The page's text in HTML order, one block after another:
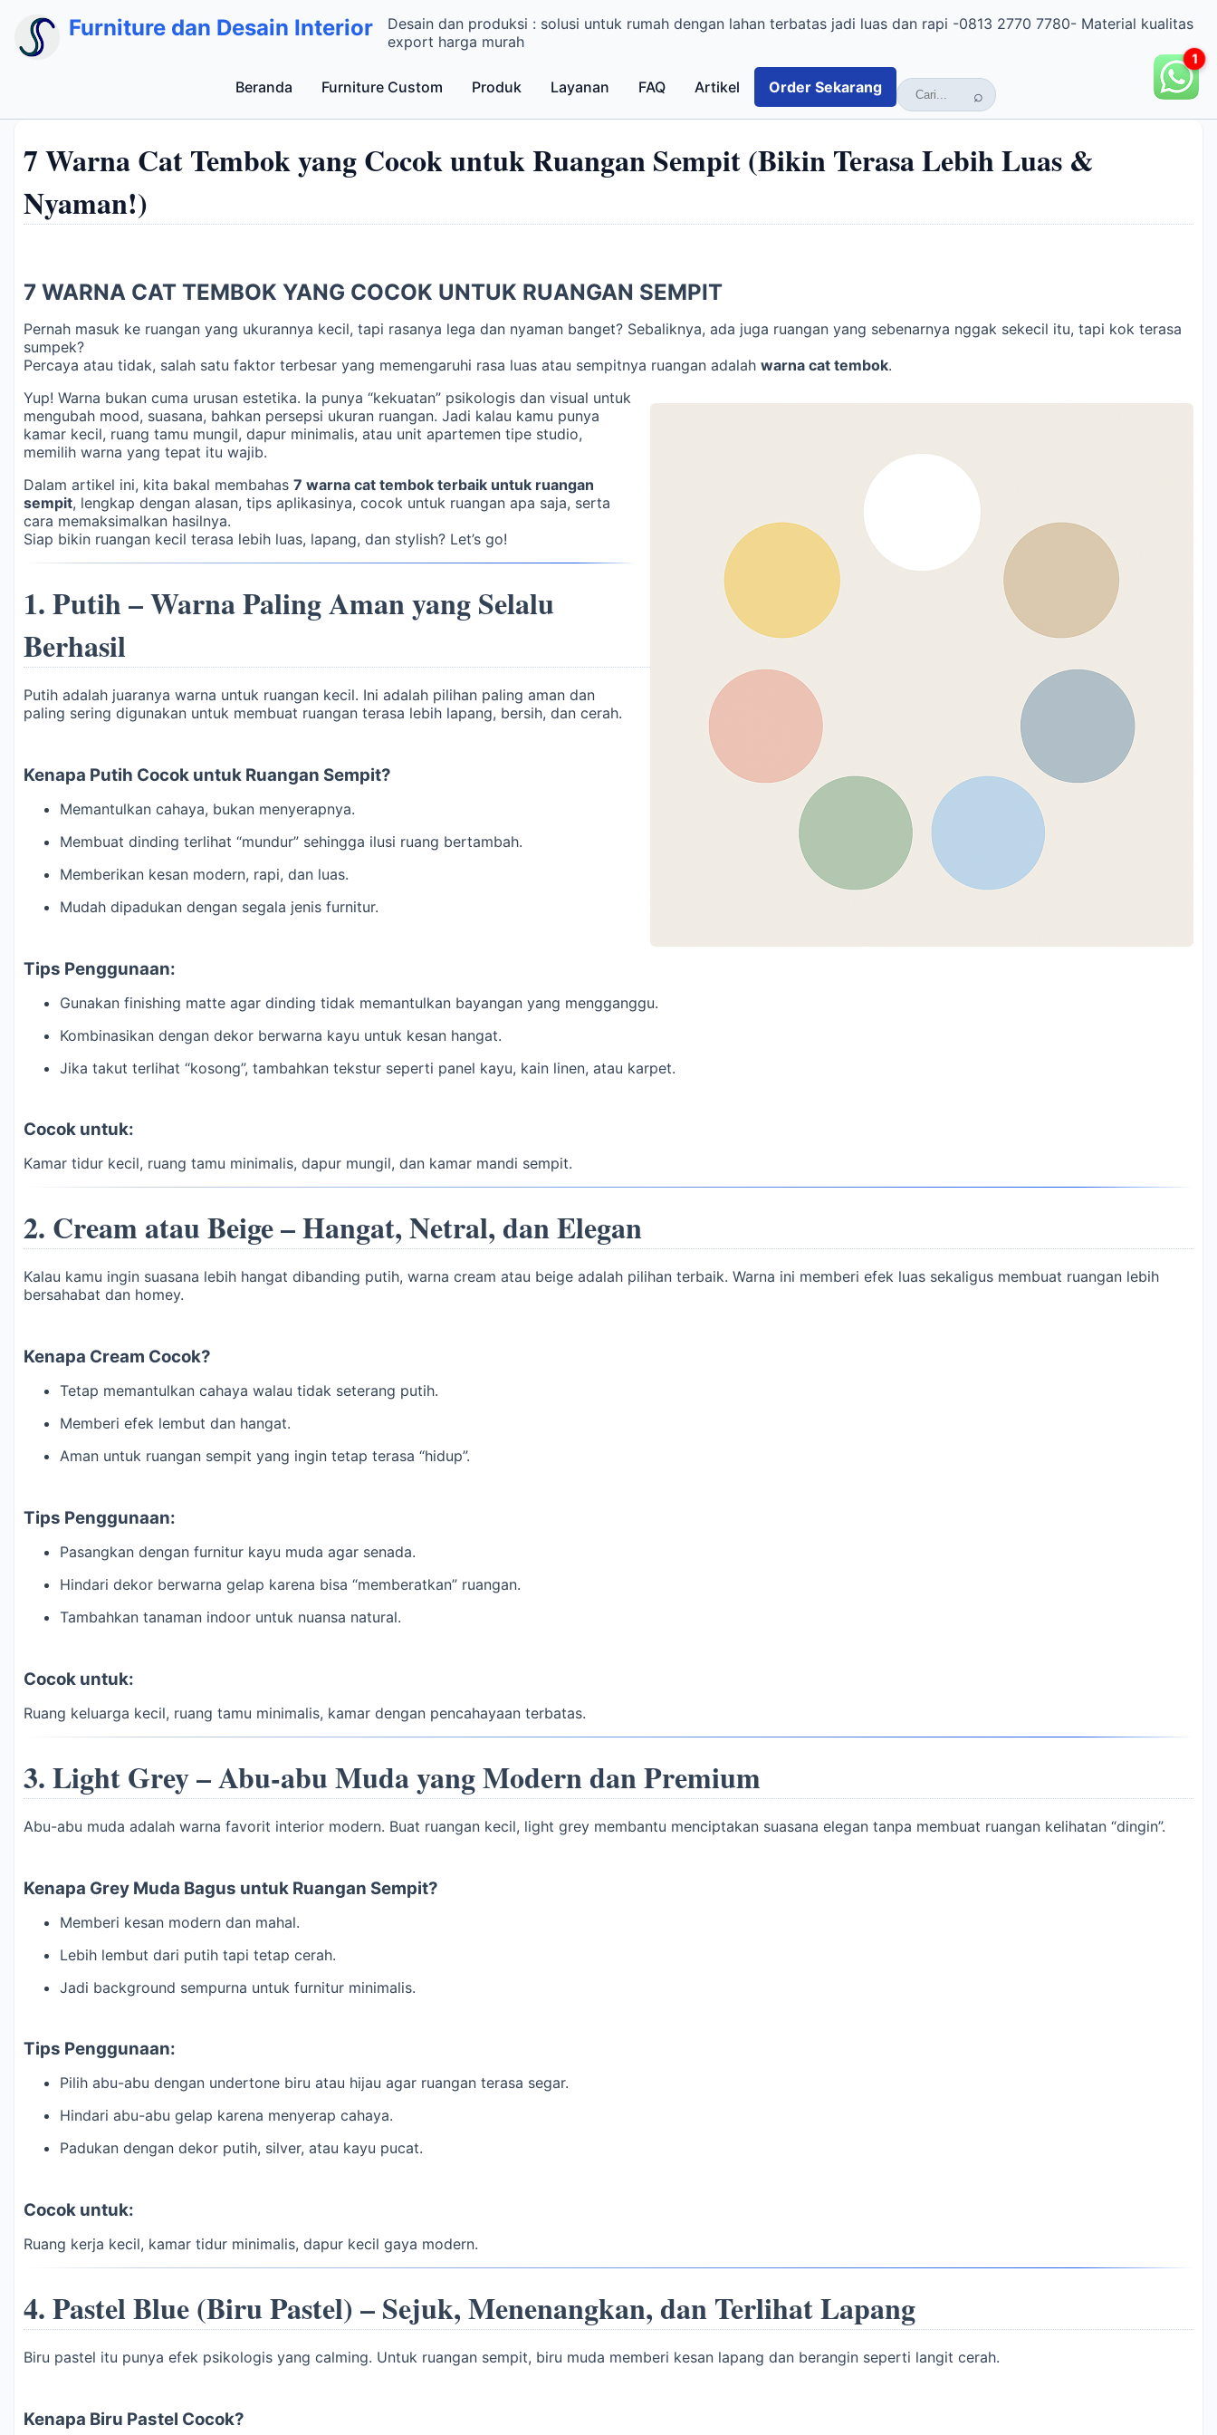
Furniture dan Desain Interior
Desain dan produksi : solusi untuk rumah dengan lahan terbatas jadi luas dan rapi -0813 2770 7780- Material kualitas
export harga murah
Beranda Furniture Custom Produk Layanan FAQ Artikel Order Sekarang
7 Warna Cat Tembok yang Cocok untuk Ruangan Sempit (Bikin Terasa Lebih Luas &
Nyaman!)
7 WARNA CAT TEMBOK YANG COCOK UNTUK RUANGAN SEMPIT
Pernah masuk ke ruangan yang ukurannya kecil, tapi rasanya lega dan nyaman banget? Sebaliknya, ada juga ruangan yang sebenarnya nggak sekecil itu, tapi kok terasa
sumpek?
Percaya atau tidak, salah satu faktor terbesar yang memengaruhi rasa luas atau sempitnya ruangan adalah warna cat tembok.
Yup! Warna bukan cuma urusan estetika. Ia punya “kekuatan” psikologis dan visual untuk
mengubah mood, suasana, bahkan persepsi ukuran ruangan. Jadi kalau kamu punya
kamar kecil, ruang tamu mungil, dapur minimalis, atau unit apartemen tipe studio,
memilih warna yang tepat itu wajib.
Dalam artikel ini, kita bakal membahas 7 warna cat tembok terbaik untuk ruangan
sempit, lengkap dengan alasan, tips aplikasinya, cocok untuk ruangan apa saja, serta
cara memaksimalkan hasilnya.
Siap bikin ruangan kecil terasa lebih luas, lapang, dan stylish? Let’s go!
1.Putih – Warna Paling Aman yang Selalu
Berhasil
Putih adalah juaranya warna untuk ruangan kecil. Ini adalah pilihan paling aman dan
paling sering digunakan untuk membuat ruangan terasa lebih lapang, bersih, dan cerah.
Kenapa Putih Cocok untuk Ruangan Sempit?
Memantulkan cahaya, bukan menyerapnya.
Membuat dinding terlihat “mundur” sehingga ilusi ruang bertambah.
Memberikan kesan modern, rapi, dan luas.
Mudah dipadukan dengan segala jenis furnitur.
Tips Penggunaan:
Gunakan finishing matte agar dinding tidak memantulkan bayangan yang mengganggu.
Kombinasikan dengan dekor berwarna kayu untuk kesan hangat.
Jika takut terlihat “kosong”, tambahkan tekstur seperti panel kayu, kain linen, atau karpet.
Cocok untuk:
Kamar tidur kecil, ruang tamu minimalis, dapur mungil, dan kamar mandi sempit.
2. Cream atau Beige – Hangat, Netral, dan Elegan
Kalau kamu ingin suasana lebih hangat dibanding putih, warna cream atau beige adalah pilihan terbaik. Warna ini memberi efek luas sekaligus membuat ruangan lebih
bersahabat dan homey.
Kenapa Cream Cocok?
Tetap memantulkan cahaya walau tidak seterang putih.
Memberi efek lembut dan hangat.
Aman untuk ruangan sempit yang ingin tetap terasa “hidup”.
Tips Penggunaan:
Pasangkan dengan furnitur kayu muda agar senada.
Hindari dekor berwarna gelap karena bisa “memberatkan” ruangan.
Tambahkan tanaman indoor untuk nuansa natural.
Cocok untuk:
Ruang keluarga kecil, ruang tamu minimalis, kamar dengan pencahayaan terbatas.
3.Light Grey – Abu-abu Muda yang Modern dan Premium
Abu-abu muda adalah warna favorit interior modern. Buat ruangan kecil, light grey membantu menciptakan suasana elegan tanpa membuat ruangan kelihatan “dingin”.
Kenapa Grey Muda Bagus untuk Ruangan Sempit?
Memberi kesan modern dan mahal.
Lebih lembut dari putih tapi tetap cerah.
Jadi background sempurna untuk furnitur minimalis.
Tips Penggunaan:
Pilih abu-abu dengan undertone biru atau hijau agar ruangan terasa segar.
Hindari abu-abu gelap karena menyerap cahaya.
Padukan dengan dekor putih, silver, atau kayu pucat.
Cocok untuk:
Ruang kerja kecil, kamar tidur minimalis, dapur kecil gaya modern.
4.Pastel Blue (Biru Pastel) – Sejuk, Menenangkan, dan Terlihat Lapang
Biru pastel itu punya efek psikologis yang calming. Untuk ruangan sempit, biru muda memberi kesan lapang dan berangin seperti langit cerah.
Kenapa Biru Pastel Cocok?
1